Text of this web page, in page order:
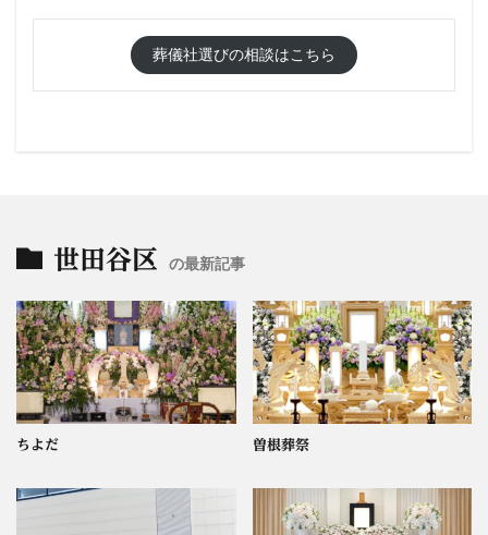
葬儀社選びの相談はこちら
世田谷区 の最新記事
ちよだ 曽根葬祭